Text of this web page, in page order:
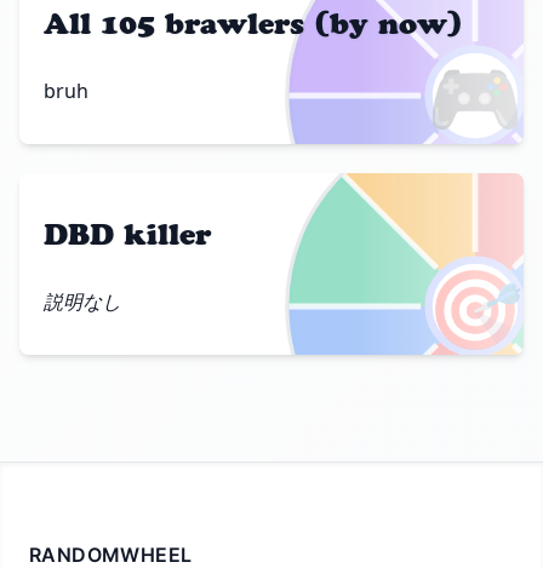
🎮
All 105 brawlers (by now)
bruh
🎯
DBD killer
説明なし
RANDOMWHEEL